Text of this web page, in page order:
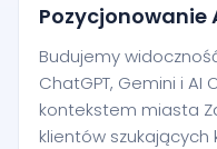
Pozycjonowanie
Budujemy
ChatGPT, Gemini i AI
kontekstem miasta
klientów szukających